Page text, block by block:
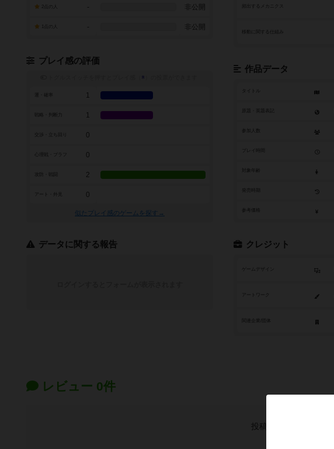
頻出するメカニクス
移動に関する仕組み
作品データ
タイトル
参加人数
参考価格
クレジット
ゲームデザイン
アートワーク
- 非公開
- 非公開
プレイ感の評価
※
1
戦略・判断力 1
0
0
2
アート・外見 0
似たプレイ感のゲームを探す→
データに関する報告
レビュー 0件
投稿を募集しています